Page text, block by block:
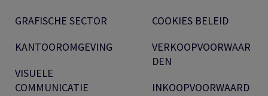
GRAFISCHE SECTOR
KANTOOROMGEVING
VISUELE
COMMUNICATIE
COOKIES BELEID
VERKOOPVOORWAAR
DEN
INKOOPVOORWAARD